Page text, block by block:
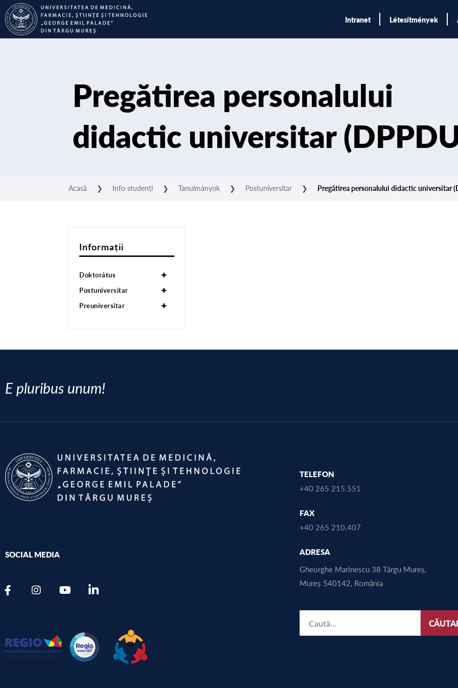
Intranet Létesítmények
Pregătirea personalului
didactic universitar
Acasă ❯ Info studenți ❯ Tanulmányok ❯ Postuniversitar ❯ Pregătirea personalului didactic universitar
Informații
Doktorátus
Postuniversitar
Preuniversitar
E pluribus unum!
SOCIAL MEDIA
TELEFON
+40 265 215.551
FAX
+40 265 210.407
ADRESA
Gheorghe Marinescu 38 Târgu Mureș,
Mureș 540142, România